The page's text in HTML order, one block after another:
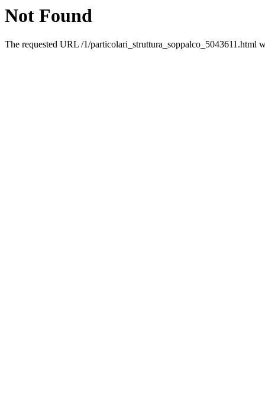
Not Found
The requested URL /1/particolari_struttura_soppalco_5043611.html